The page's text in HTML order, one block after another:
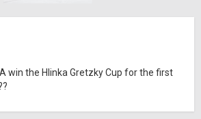
win the Hlinka Gretzky Cup for the first